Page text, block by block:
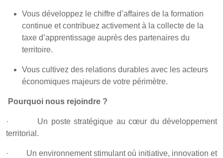
Vous développez le chiffre d’affaires de la formation
continue et contribuez activement à la collecte de la
taxe d’apprentissage auprès des partenaires du
territoire.
Vous cultivez des relations durables avec les acteurs
économiques majeurs de votre périmètre.
Pourquoi nous rejoindre ?
· Un poste stratégique au cœur du développement
territorial.
· Un environnement stimulant où initiative, innovation et